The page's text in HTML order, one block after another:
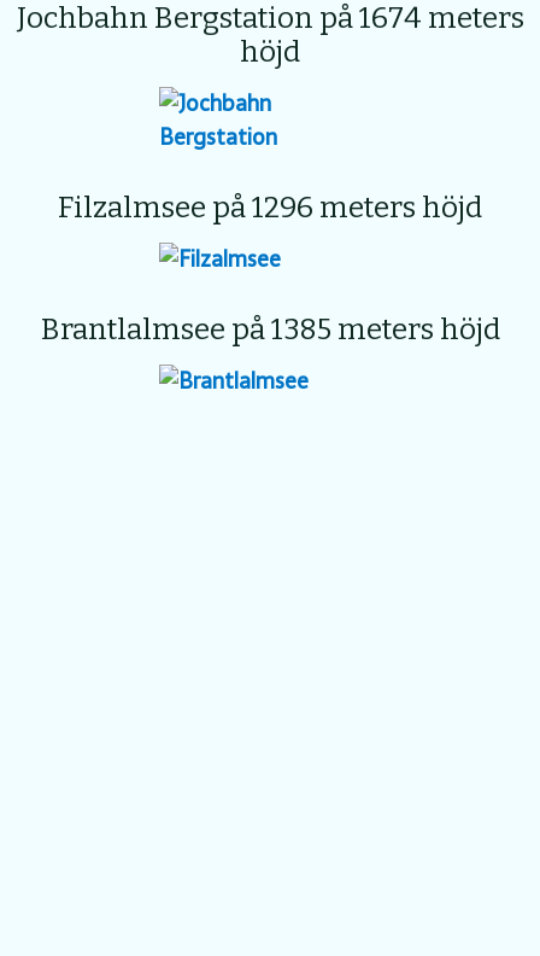
Jochbahn Bergstation på 1674 meters
höjd
Filzalmsee på 1296 meters höjd
Brantlalmsee på 1385 meters höjd